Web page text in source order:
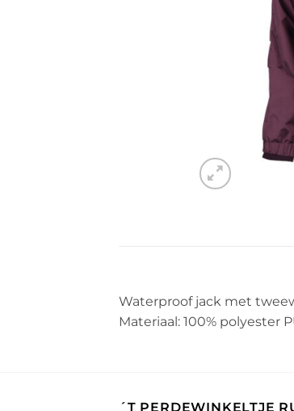
Waterproof jack met
Materiaal: 100% polyester
´T PERDEWINKELTJE